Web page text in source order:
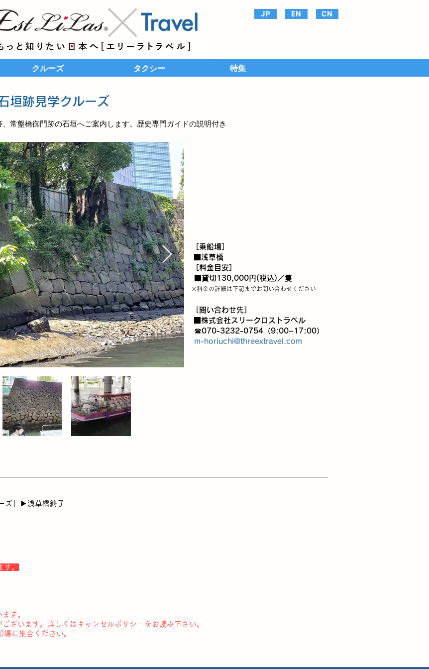
JP EN CN
クルーズ タクシー 特集
垣跡見学クルーズ
常盤橋御門跡の石垣へご案内します。 歴史専門ガイドの説明付き
［乗船場］
■浅草橋
料金目安］
■貸切130,000円(税込)／隻
※料金の詳細は下記までお問 い合わせください
［問い合わせ先］
株式会社スリークロストラベル
☎070-3232-0754（9:00~17:00）
m-horiuchi@threextravel.com
ズ」▶浅草橋終了
。
す。
ざいます。詳しくはキャンセルポリシーをお読み下さい。
に集合ください。